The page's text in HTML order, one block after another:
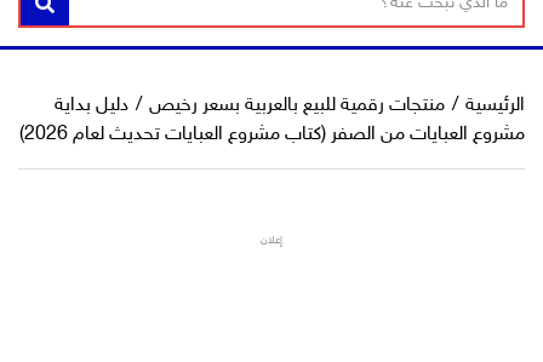
س
ا
ل
ص
ا
ب
ح
ث
بحث
الرئيسية / منتجات رقمية للبيع بالعربية بسعر رخيص / دليل بداية
مشروع العبايات من الصفر (كتاب مشروع العبايات تحديث لعام 2026)
إعلان